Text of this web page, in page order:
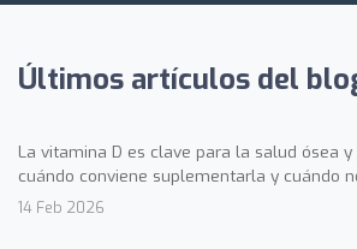
Últimos artículos del
La vitamina D es clave para la salud ósea y
cuándo conviene suplementarla y cuándo
14 Feb 2026